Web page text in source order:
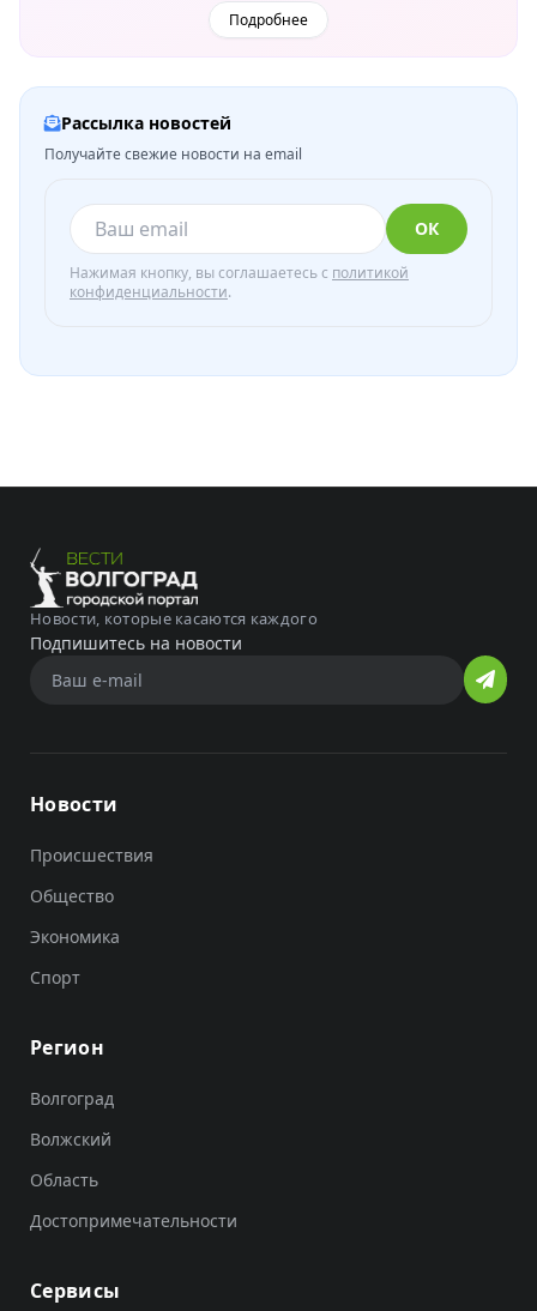
Подробнее
Рассылка новостей
Получайте свежие новости на email
ОК
Нажимая кнопку, вы соглашаетесь с политикой
конфиденциальности.
Новости, которые касаются каждого
Подпишитесь на новости
Новости
Происшествия
Общество
Экономика
Спорт
Регион
Волгоград
Волжский
Область
Достопримечательности
Сервисы